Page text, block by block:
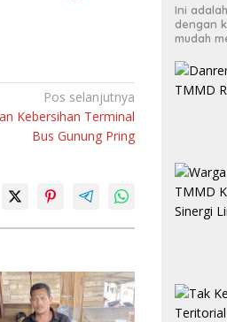
Pos selanjutnya
Kebersihan Terminal
Bus Gunung Pring
Ini
dengan
mudah